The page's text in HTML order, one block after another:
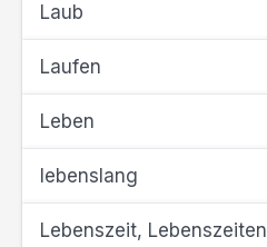
Laub
Laufen
Leben
lebenslang
Lebenszeit, Lebenszeiten